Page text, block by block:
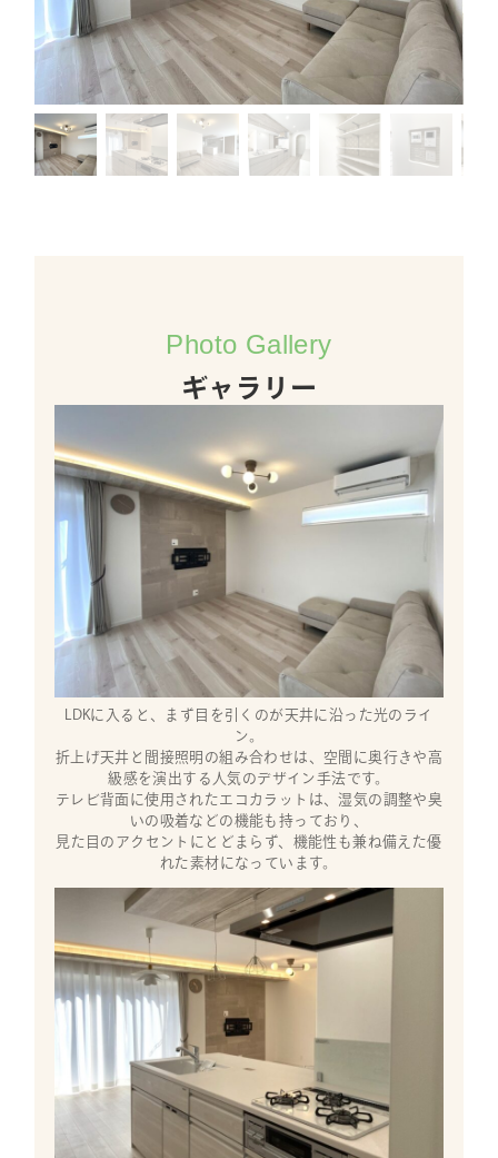
Photo Gallery
ギャラリー
LDKに入ると、まず目を引くのが天井に沿った光のライ
ン。
折上げ天井と間接照明の組み合わせは、空間に奥行きや高
級感を演出する人気のデザイン手法です。
テレビ背面に使用されたエコカラットは、湿気の調整や臭
いの吸着などの機能も持っており、
見た目のアクセントにとどまらず、機能性も兼ね備えた優
れた素材になっています。